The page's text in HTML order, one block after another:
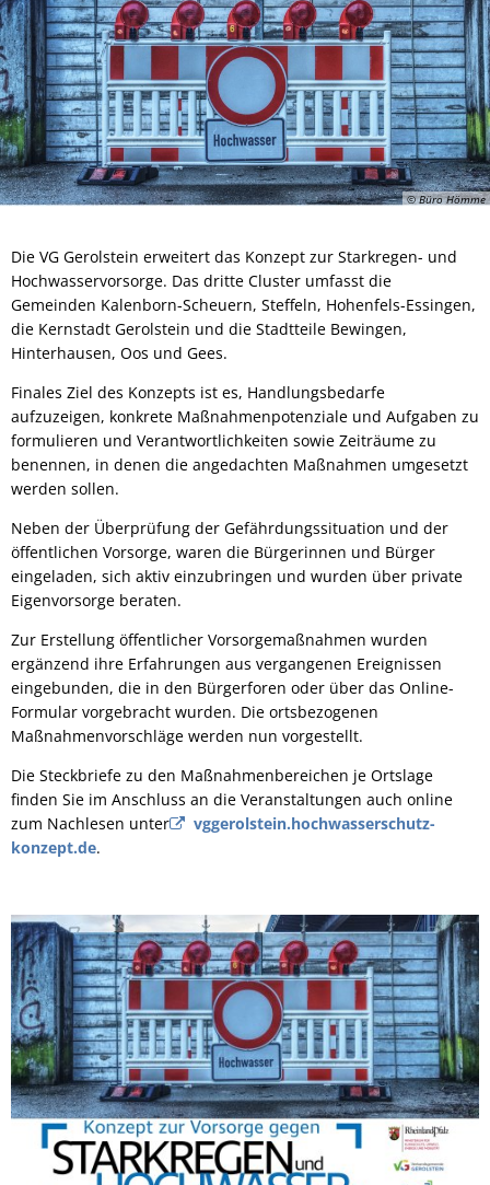
© Büro Hömme
Die VG Gerolstein erweitert das Konzept zur Starkregen- und
Hochwasservorsorge. Das dritte Cluster umfasst die
Gemeinden Kalenborn-Scheuern, Steffeln, Hohenfels-Essingen,
die Kernstadt Gerolstein und die Stadtteile Bewingen,
Hinterhausen, Oos und Gees.
Finales Ziel des Konzepts ist es, Handlungsbedarfe
aufzuzeigen, konkrete Maßnahmenpotenziale und Aufgaben zu
formulieren und Verantwortlichkeiten sowie Zeiträume zu
benennen, in denen die angedachten Maßnahmen umgesetzt
werden sollen.
Neben der Überprüfung der Gefährdungssituation und der
öffentlichen Vorsorge, waren die Bürgerinnen und Bürger
eingeladen, sich aktiv einzubringen und wurden über private
Eigenvorsorge beraten.
Zur Erstellung öffentlicher Vorsorgemaßnahmen wurden
ergänzend ihre Erfahrungen aus vergangenen Ereignissen
eingebunden, die in den Bürgerforen oder über das Online-
Formular vorgebracht wurden. Die ortsbezogenen
Maßnahmenvorschläge werden nun vorgestellt.
Die Steckbriefe zu den Maßnahmenbereichen je Ortslage
finden Sie im Anschluss an die Veranstaltungen auch online
zum Nachlesen unter
vggerolstein.hochwasserschutz-
konzept.de.